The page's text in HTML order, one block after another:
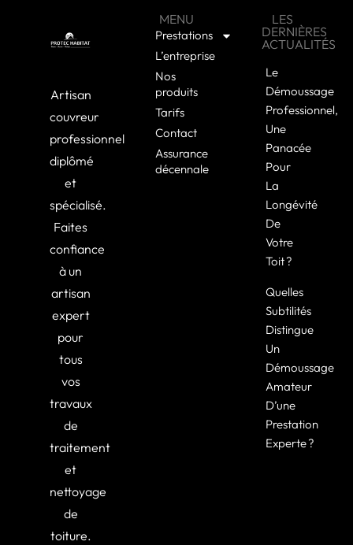
Artisan
couvreur
professionnel
diplômé
et
spécialisé.
Faites
confiance
à un
artisan
expert
pour
tous
vos
travaux
de
traitement
et
nettoyage
de
toiture.
MENU
Prestations
L’entreprise
Nos
produits
Tarifs
Contact
Assurance
décennale
LES
DERNIÈRES
ACTUALITÉS
Le
Démoussage
Professionnel,
Une
Panacée
Pour
La
Longévité
De
Votre
Toit ?
Quelles
Subtilités
Distingue
Un
Démoussage
Amateur
D’une
Prestation
Experte ?